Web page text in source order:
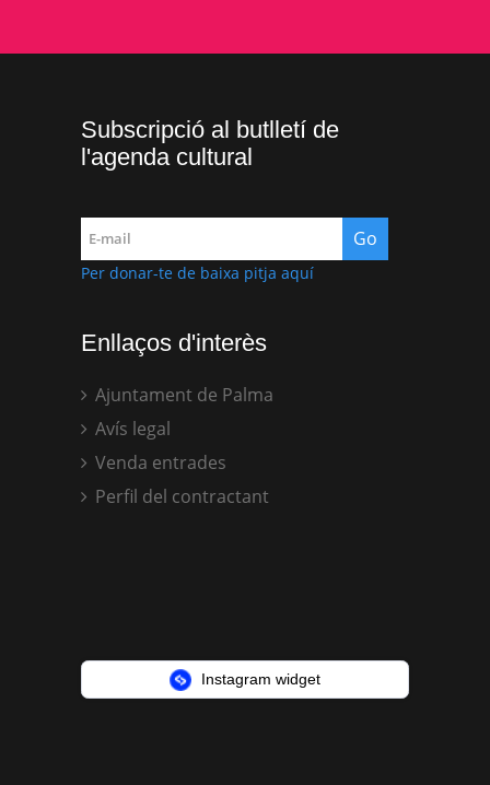
Subscripció al butlletí de
l'agenda cultural
Per donar-te de baixa pitja aquí
Enllaços d'interès
Ajuntament de Palma
Avís legal
Venda entrades
Perfil del contractant
Instagram widget